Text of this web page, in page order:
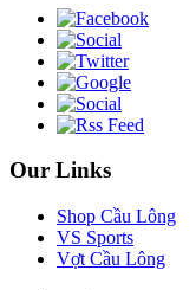
Our Links
Shop Cầu Lông
VS Sports
Vợt Cầu Lông